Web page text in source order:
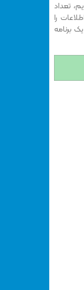
تعداد
را
برنامه